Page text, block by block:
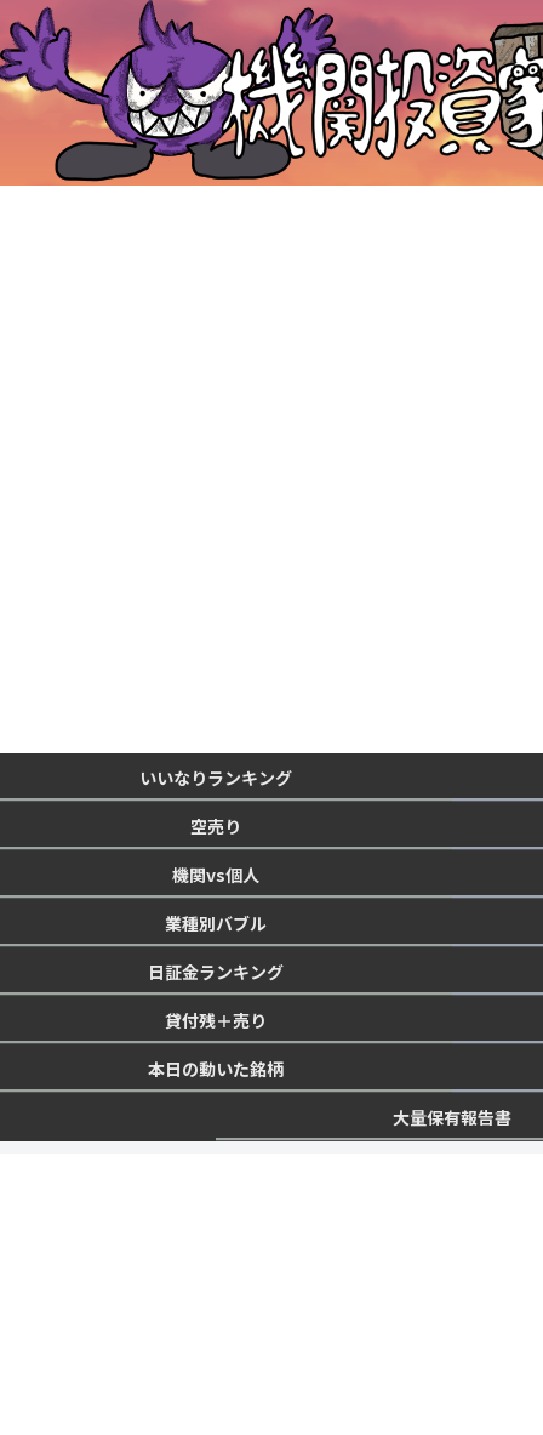
いいなりランキング
空売り
機関vs個人
業種別バブル
日証金ランキング
貸付残＋売り
本日の動いた銘柄
大量保有報告書